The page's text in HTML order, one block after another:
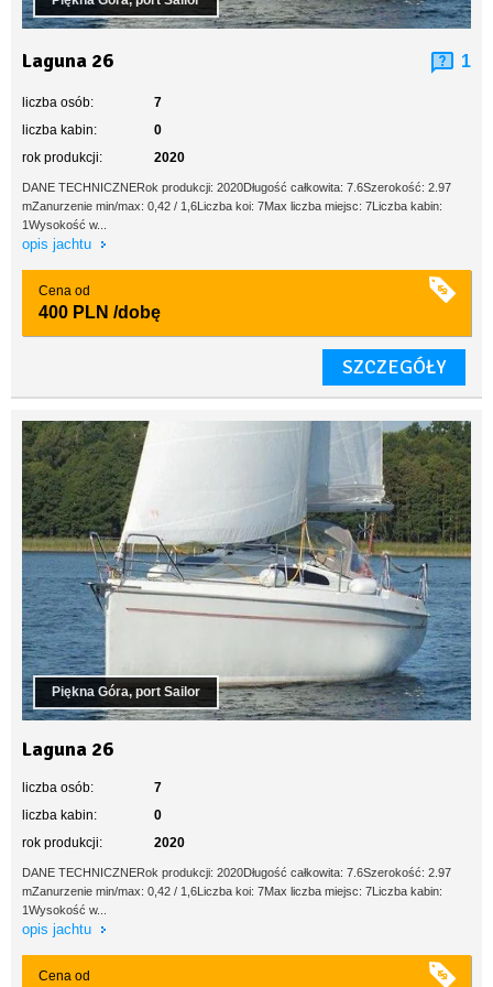
Laguna 26 1
liczba osób:
7
liczba kabin:
0
rok produkcji:
2020
DANE TECHNICZNERok produkcji: 2020Długość całkowita: 7.6Szerokość: 2.97
mZanurzenie min/max: 0,42 / 1,6Liczba koi: 7Max liczba miejsc: 7Liczba kabin:
1Wysokość w...
opis jachtu
Cena od
400 PLN /dobę
SZCZEGÓŁY
Piękna Góra, port Sailor
Laguna 26
liczba osób:
7
liczba kabin:
0
rok produkcji:
2020
DANE TECHNICZNERok produkcji: 2020Długość całkowita: 7.6Szerokość: 2.97
mZanurzenie min/max: 0,42 / 1,6Liczba koi: 7Max liczba miejsc: 7Liczba kabin:
1Wysokość w...
opis jachtu
Cena od